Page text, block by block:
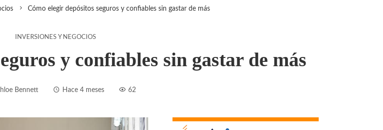
Cómo elegir depósitos seguros y confiables sin gastar de más
INVERSIONES Y NEGOCIOS
y confiables sin gastar de más
Bennett Hace 4 meses 62